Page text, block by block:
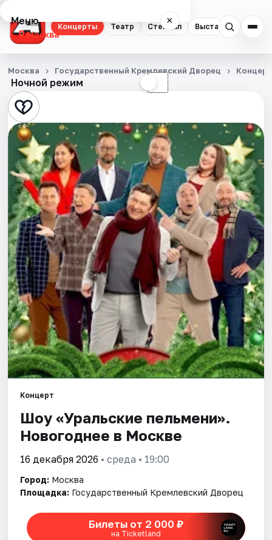
Концерты Театр Стендап Выставки
Меню ×
Москва
Концерты
Театр
Стендап
Выставки
Квесты
Экскурсии
Спорт
События
Города
Площадки
Артисты
Ночной режим ☾
Москва Государственный Кремлевский Дворец
Концерт
Шоу «Уральские пельмени».
Новогоднее в Москве
16 декабря 2026 • среда • 19:00
Город: Москва
Площадка: Государственный Кремлевский Дворец
Билеты от 2 000 ₽
на Ticketland